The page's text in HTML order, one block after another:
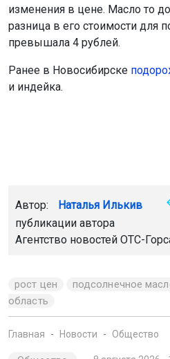
изменения в цене. Масло то
разница в его стоимости для
превышала 4 рублей.
Ранее в Новосибирске
и индейка.
Автор: Наталья Илькив
публикации автора
Агентство новостей ОТС-
рост цен подсолнечное
область
Главная Новости Общество